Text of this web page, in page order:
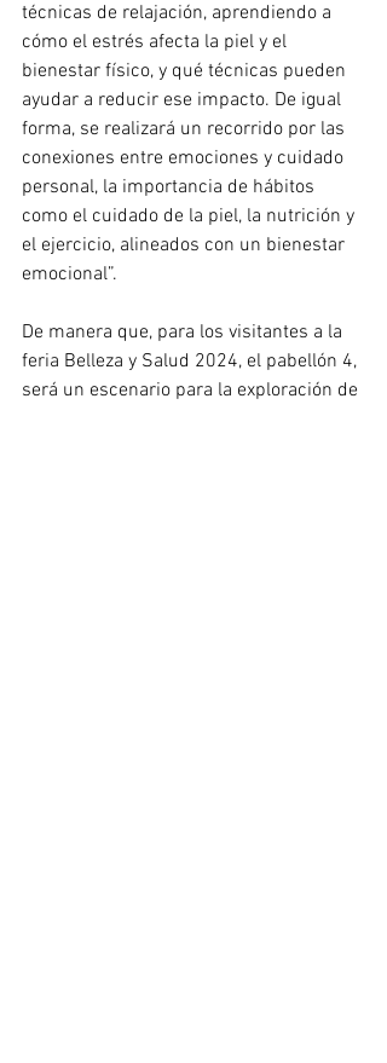
técnicas de relajación, aprendiendo a
cómo el estrés afecta la piel y el
bienestar físico, y qué técnicas pueden
ayudar a reducir ese impacto. De igual
forma, se realizará un recorrido por las
conexiones entre emociones y cuidado
personal, la importancia de hábitos
como el cuidado de la piel, la nutrición y
el ejercicio, alineados con un bienestar
emocional”.
De manera que, para los visitantes a la
feria Belleza y Salud 2024, el pabellón 4,
será un escenario para la exploración de